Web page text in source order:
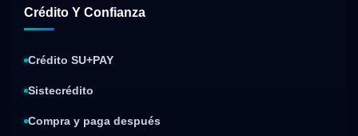
Crédito Y Confianza
Crédito SU+PAY
Sistecrédito
Compra y paga después